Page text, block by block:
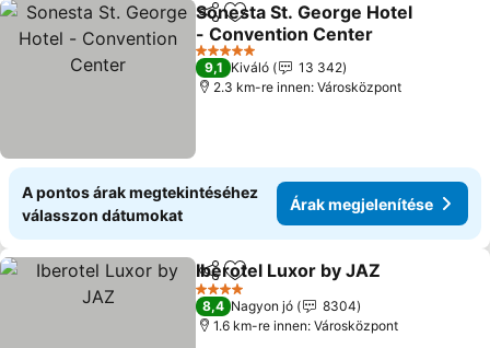
Megosztás
Hozzáadás a kedvencekhez
Sonesta St. George Hotel
- Convention Center
Árak megjelenítése
5 Kategória
9,1 Kiváló
13 342
2.3 km-re innen: Városközpont
A pontos árak megtekintéséhez
válasszon dátumokat
Árak megjelenítése
Megosztás
Hozzáadás a kedvencekhez
Iberotel Luxor by JAZ
4 Kategória
8,4 Nagyon jó
8304
1.6 km-re innen: Városközpont